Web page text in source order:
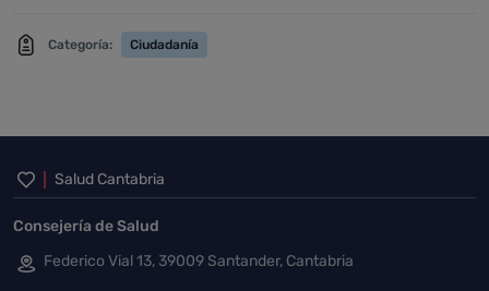
Categoría: Ciudadanía
Inicio del pie de página
Salud Cantabria
Consejería de Salud
Federico Vial 13, 39009 Santander, Cantabria